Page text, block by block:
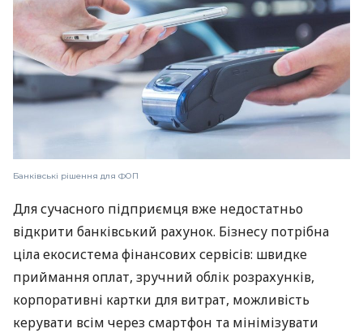
Банківські рішення для ФОП
Для сучасного підприємця вже недостатньо
відкрити банківський рахунок. Бізнесу потрібна
ціла екосистема фінансових сервісів: швидке
приймання оплат, зручний облік розрахунків,
корпоративні картки для витрат, можливість
керувати всім через смартфон та мінімізувати